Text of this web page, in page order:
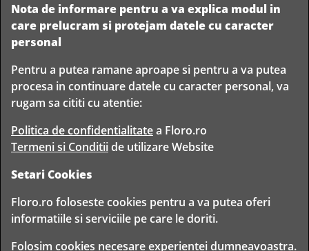
Adauga la comanda Precomanda 20.09
Livrare
rapida
Livram in
orice
Romania
Garantam
TIMP PENTRU
FLORISTI
Copyright © 2020 Toate drepturile rezervate
Nota de informare pentru a va explica modul in
care prelucram si protejam datele cu caracter
personal
Pentru a putea ramane aproape si pentru a va putea
procesa in continuare datele cu caracter personal, va
rugam sa cititi cu atentie:
Politica de confidentialitatea Floro.ro
Termeni si Conditiide utilizare Website
Setari Cookies
Floro.ro foloseste cookies pentru a va putea oferi
informatiile si serviciile pe care le doriti.
Folosim cookies necesare experientei dumneavoastra.